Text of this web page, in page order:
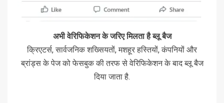
अभी वेरिफिकेशन के जरिए मिलता है ब्लू बैज
क्रिएटर्स, सार्वजनिक शख्सियतों, मशहूर हस्तियों, कंपनियों और
ब्रांड्स के पेज को फेसबुक की तरफ से वेरिफिकेशन के बाद ब्लू बैज
दिया जाता है.